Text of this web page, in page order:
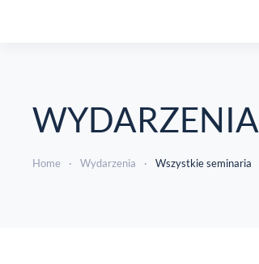
WYDARZENIA
Home Wydarzenia Wszystkie seminaria